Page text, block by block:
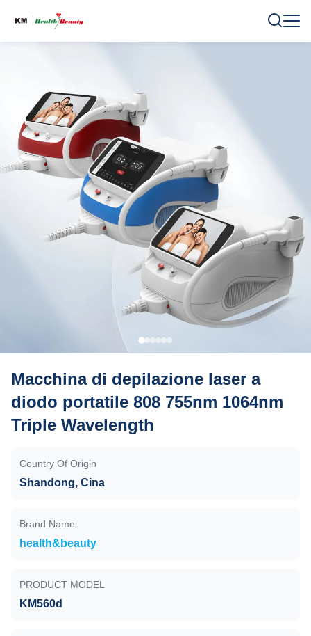
Macchina di depilazione laser a
diodo portatile 808 755nm 1064nm
Triple Wavelength
Country Of Origin
Shandong, Cina
Brand Name
health&beauty
PRODUCT MODEL
KM560d